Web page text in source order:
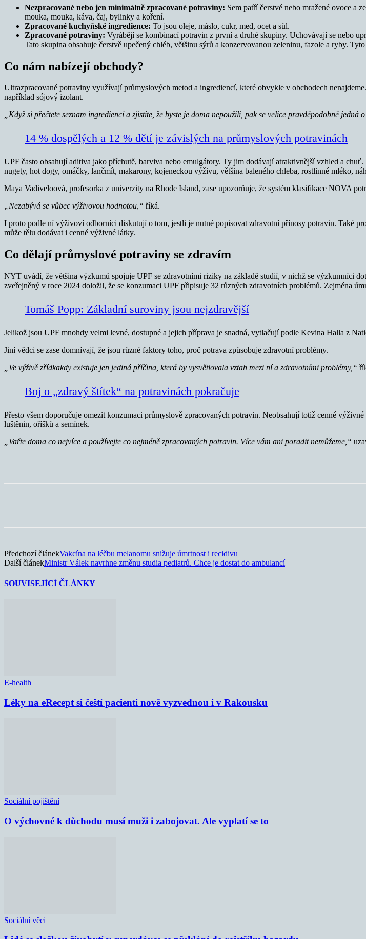
Nezpracované nebo jen minimálně zpracované potraviny: Sem patří čerstvé nebo mražené ovoce a
mouka, mouka, káva, čaj, bylinky a koření.
Zpracované kuchyňské ingredience: To jsou oleje, máslo, cukr, med, ocet a sůl.
Zpracované potraviny: Vyrábějí se kombinací potravin z první a druhé skupiny. Uchovávají se nebo
Tato skupina obsahuje čerstvě upečený chléb, většinu sýrů a konzervovanou zeleninu, fazole a ryby.
Co nám nabízejí obchody?
Ultrazpracované potraviny využívají průmyslových metod a ingrediencí, které obvykle v obchodech
například sójový izolant.
„Když si přečtete seznam ingrediencí a zjistíte, že byste je doma nepoužili, pak se velice pravděpodobně jedná
14 % dospělých a 12 % dětí je závislých na průmyslových potravinách
UPF často obsahují aditiva jako příchutě, barviva nebo emulgátory. Ty jim dodávají atraktivnější vzhled a
nugety, hot dogy, omáčky, lančmít, makarony, kojeneckou výživu, většina baleného chleba, rostlinné mléko,
Maya Vadiveloová, profesorka z univerzity na Rhode Island, zase upozorňuje, že systém klasifikace NOVA
„Nezabývá se vůbec výživovou hodnotou,“ říká.
I proto podle ní výživoví odborníci diskutují o tom, jestli je nutné popisovat zdravotní přínosy potravin. Také
může tělu dodávat i cenné výživné látky.
Co dělají průmyslové potraviny se zdravím
NYT uvádí, že většina výzkumů spojuje UPF se zdravotními riziky na základě studií, v nichž se výzkumníci
zveřejněný v roce 2024 doložil, že se konzumaci UPF připisuje 32 různých zdravotních problémů. Zejména
Tomáš Popp: Základní suroviny jsou nejzdravější
Jelikož jsou UPF mnohdy velmi levné, dostupné a jejich příprava je snadná, vytlačují podle Kevina Halla z
Jiní vědci se zase domnívají, že jsou různé faktory toho, proč potrava způsobuje zdravotní problémy.
„Ve výživě zřídkakdy existuje jen jediná příčina, která by vysvětlovala vztah mezi ní a zdravotními problémy,“
Boj o „zdravý štítek“ na potravinách pokračuje
Přesto všem doporučuje omezit konzumaci průmyslově zpracovaných potravin. Neobsahují totiž cenné
luštěnin, oříšků a semínek.
„Vařte doma co nejvíce a používejte co nejméně zpracovaných potravin. Více vám ani poradit nemůžeme,“
Předchozí článekVakcína na léčbu melanomu snižuje úmrtnost i recidivu
Další článekMinistr Válek navrhne změnu studia pediatrů. Chce je dostat do ambulancí
SOUVISEJÍCÍ ČLÁNKY
E-health
Léky na eRecept si čeští pacienti nově vyzvednou i v Rakousku
Sociální pojištění
O výchovné k důchodu musí muži i zabojovat. Ale vyplatí se to
Sociální věci